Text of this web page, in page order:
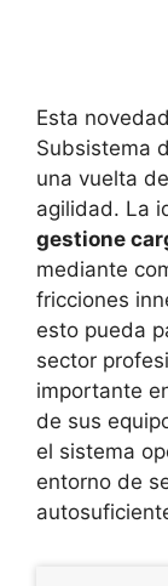
Esta
Subsistema
una vuelta
agilidad. La
gestione
mediante
fricciones
esto pueda
sector
importante
de sus
el sistema
entorno de